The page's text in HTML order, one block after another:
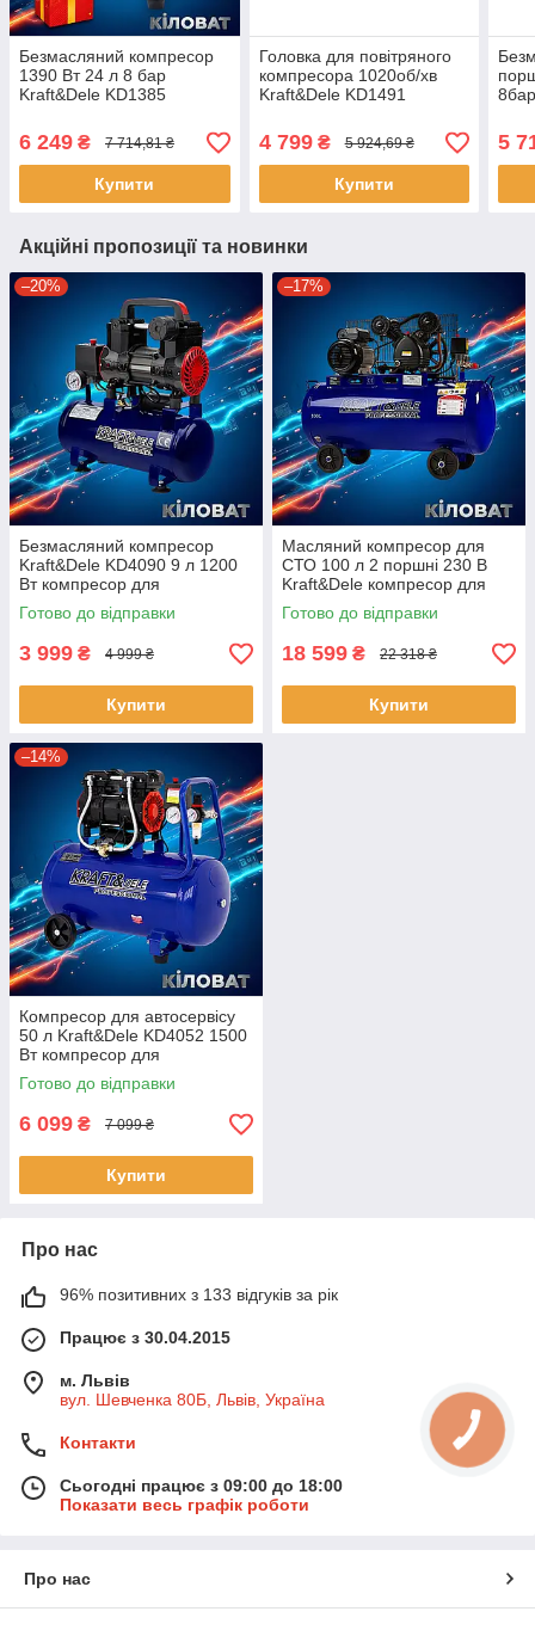
Безмасляний компресор
1390 Вт 24 л 8 бар
Kraft&Dele KD1385
для шиномонтажу
повітряний
пневмокомпресор
6 249 ₴ 7 714,81 ₴
Купити
Головка для повітряного
компресора 1020об/хв
Kraft&Dele KD1491
компресорна головка
4 799₴ 5 924,69 ₴
Купити
2
5
Акційні пропозиції та новинки
–20%
Безмасляний компресор
Kraft&Dele KD4090 9 л 1200
Вт компресор для
шиномонтажу
Готово до відправки
3 999 ₴ 4 999 ₴
Купити
–17%
Масляний компресор для
СТО 100 л 2 поршні 230 В
Kraft&Dele компресор для
гайковерта
Готово до відправки
18 599 ₴ 22 318 ₴
Купити
–14%
Компресор для автосервісу
50 л Kraft&Dele KD4052 1500
Вт компресор для
стоматології
Готово до відправки
6 099 ₴ 7 099 ₴
Купити
Про нас
96% позитивних з 133 відгуків за рік
Працює з 30.04.2015
м. Львів
вул. Шевченка 80Б, Львів, Україна
Контакти
Сьогодні працює з 09:00 до 18:00
Показати весь графік роботи
Про нас